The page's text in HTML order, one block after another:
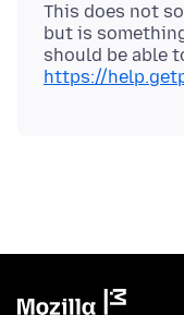
This does not
but is
should be able
https://